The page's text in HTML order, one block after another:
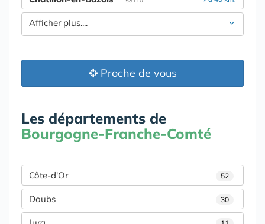
Afficher plus....
Proche de vous
Les départements de
Bourgogne-Franche-Comté
Côte-d'Or 52
Doubs 30